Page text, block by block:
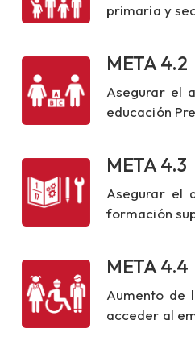
primaria y
META 4.2
Asegurar el
educación
META 4.3
Asegurar el
formación
META 4.4
Aumento de
acceder al